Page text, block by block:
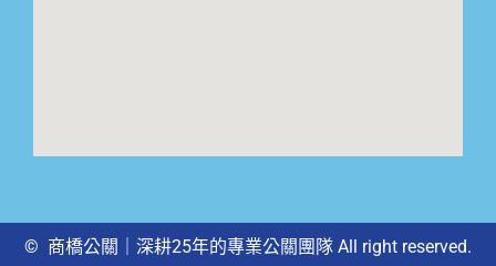
© 商橋公關｜深耕25年的專業公關團隊 All right reserved.